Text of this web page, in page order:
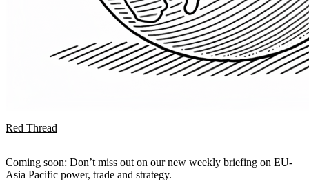
Red Thread
Coming soon: Don’t miss out on our new weekly briefing on EU-
Asia Pacific power, trade and strategy.